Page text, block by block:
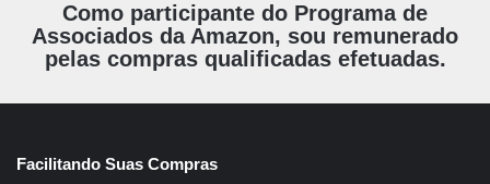
Como participante do Programa de
Associados da Amazon, sou remunerado
pelas compras qualificadas efetuadas.
Facilitando Suas Compras